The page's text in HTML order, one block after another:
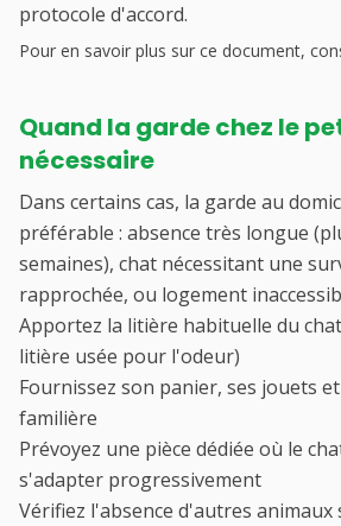
protocole d'accord.
Pour en savoir plus sur ce document,
Quand la garde chez le
nécessaire
Dans certains cas, la garde au
préférable : absence très longue
semaines), chat nécessitant une
rapprochée, ou logement
Apportez la litière habituelle du
litière usée pour l'odeur)
Fournissez son panier, ses jouets
familière
Prévoyez une pièce dédiée où le
s'adapter progressivement
Vérifiez l'absence d'autres animaux